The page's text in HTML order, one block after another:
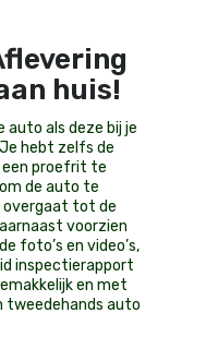
huis!
als deze bij je
hebt zelfs de
een proefrit te
de auto te
overgaat tot de
voorzien
foto’s en video’s,
inspectierapport
en met
tweedehands auto